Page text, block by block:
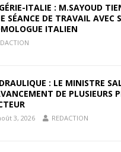
ITALIE : M.SAYOUD
SÉANCE DE TRAVAIL AVEC
ITALIEN
: LE MINISTRE
DE PLUSIEURS
3, 2026 REDACTION